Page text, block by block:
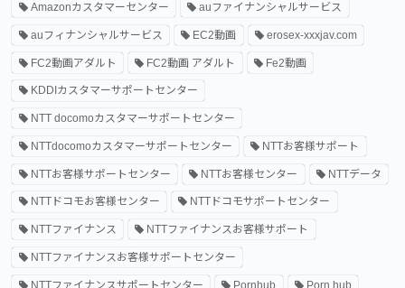
Amazonカスタマーセンター auファイナンシャルサービス
auフィナンシャルサービス EC2動画 erosex-xxxjav.com
FC2動画アダルト FC2動画 アダルト Fe2動画
KDDIカスタマーサポートセンター
NTT docomoカスタマーサポートセンター
NTTdocomoカスタマーサポートセンター NTTお客様サポート
NTTお客様サポートセンター NTTお客様センター NTTデータ
NTTドコモお客様センター NTTドコモサポートセンター
NTTファイナンス NTTファイナンスお客様サポート
NTTファイナンスお客様サポートセンター
NTTファイナンスサポートセンター Pornhub Porn hub